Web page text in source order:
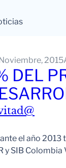
2015
DEL
el año 2013
y SIB